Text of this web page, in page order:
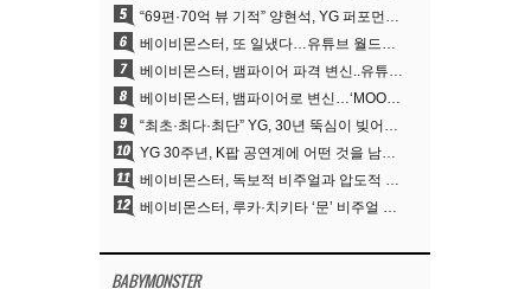
5 “69편·70억 뷰 기적” 양현석, YG 퍼포먼스 비디오 100% 직접 만든 이유
6 베이비몬스터, 또 일냈다…유튜브 월드와이드 1위
7 베이비몬스터, 뱀파이어 파격 변신..유튜브 트렌딩 1위 직행
8 베이비몬스터, 뱀파이어로 변신…‘MOON’으로 찍은 3개월 프로젝트
9 “최초·최다·최단” YG, 30년 뚝심이 빚어낸 K팝 투어의 새 지평
10 YG 30주년, K팝 공연계에 어떤 것을 남겼나
11 베이비몬스터, 독보적 비주얼과 압도적 소화력..’MOON’
12 베이비몬스터, 루카·치키타 ‘문’ 비주얼 공개…절제된 카리스마·유니크 비주얼
BABYMONSTER